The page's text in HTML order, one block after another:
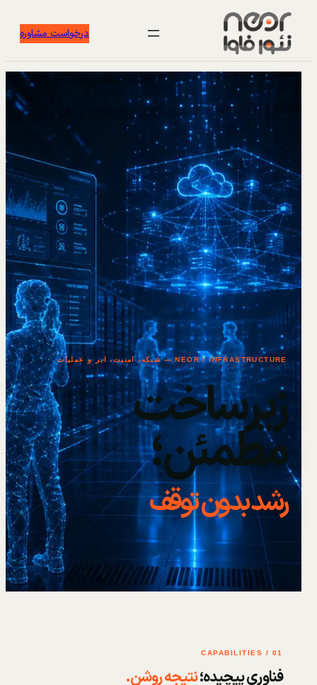
درخواست مشاوره
NEOR / INFRASTRUCTURE — شبکه، امنیت، ابر و عملیات
زیرساخت
مطمئن؛
رشد بدون توقف
01 / CAPABILITIES
فناوری پیچیده؛نتیجه روشن.